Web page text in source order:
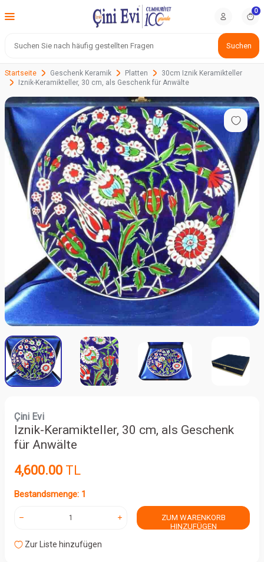
Suchen
0
Startseite Geschenk Keramik Platten
30cm Iznik Keramikteller
Iznik-Keramikteller, 30 cm, als Geschenk für Anwälte
Çini Evi
Iznik-Keramikteller, 30 cm, als Geschenk
für Anwälte
4,600.00 TL
Bestandsmenge: 1
ZUM WARENKORB
HINZUFÜGEN
Zur Liste hinzufügen